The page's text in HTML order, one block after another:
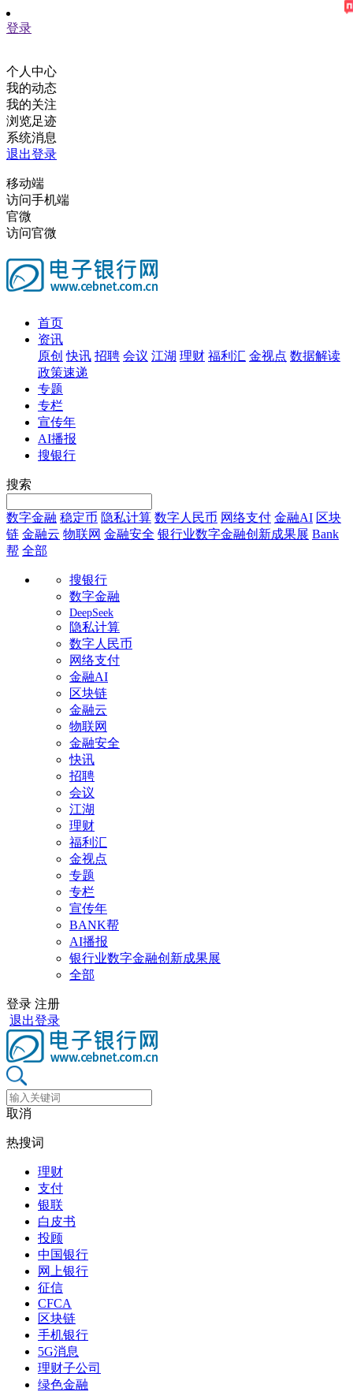
登录
个人中心
我的动态
我的关注
浏览足迹
系统消息
退出登录
移动端
访问手机端
官微
访问官微
首页
资讯
原创 快讯 招聘 会议 江湖 理财 福利汇 金视点 数据解读
政策速递
专题
专栏
宣传年
AI播报
搜银行
搜索
数字金融 稳定币 隐私计算 数字人民币 网络支付 金融AI 区块
链 金融云 物联网 金融安全 银行业数字金融创新成果展 Bank
帮 全部
搜银行
数字金融
DeepSeek
隐私计算
数字人民币
网络支付
金融AI
区块链
金融云
物联网
金融安全
快讯
招聘
会议
江湖
理财
福利汇
金视点
专题
专栏
宣传年
BANK帮
AI播报
银行业数字金融创新成果展
全部
登录 注册
退出登录
取消
热搜词
理财
支付
银联
白皮书
投顾
中国银行
网上银行
征信
CFCA
区块链
手机银行
5G消息
理财子公司
绿色金融